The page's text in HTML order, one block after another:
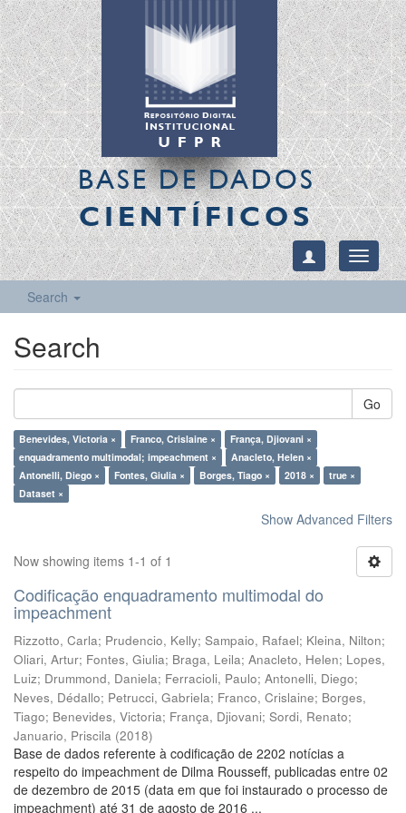
BASE DE DADOS
CIENTÍFICOS
Toggle
Search
Search
Go
Benevides, Victoria × Franco, Crislaine ×
França, Djiovani ×
enquadramento multimodal; impeachment ×
Anacleto, Helen ×
Antonelli, Diego ×
Fontes, Giulia × Borges, Tiago × 2018 ×
true ×
Dataset ×
Show Advanced Filters
Now showing items 1-1 of 1
Codificação enquadramento multimodal do
impeachment
Rizzotto, Carla; Prudencio, Kelly; Sampaio, Rafael; Kleina, Nilton;
Oliari, Artur; Fontes, Giulia; Braga, Leila; Anacleto, Helen; Lopes,
Luiz; Drummond, Daniela; Ferracioli, Paulo; Antonelli, Diego;
Neves, Dédallo; Petrucci, Gabriela; Franco, Crislaine; Borges,
Tiago; Benevides, Victoria; França, Djiovani; Sordi, Renato;
Januario, Priscila (2018)
Base de dados referente à codificação de 2202 notícias a
respeito do impeachment de Dilma Rousseff, publicadas entre 02
de dezembro de 2015 (data em que foi instaurado o processo de
impeachment) até 31 de agosto de 2016 ...